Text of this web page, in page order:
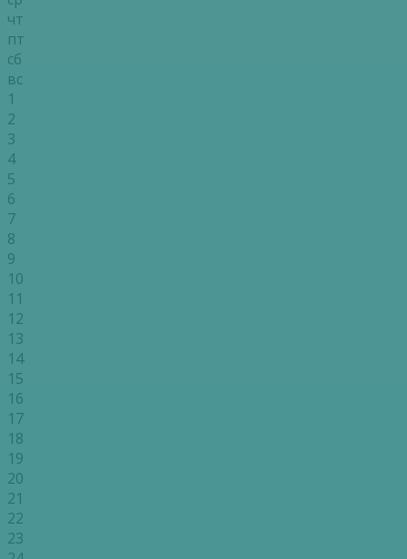
чт
пт
сб
вс
1
2
3
4
5
6
7
8
9
10
11
12
13
14
15
16
17
18
19
20
21
22
23